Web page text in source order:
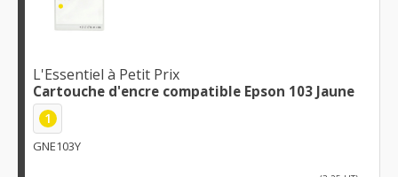
L'Essentiel à Petit Prix
Cartouche d'encre compatible Epson 103 Jaune
1
GNE103Y